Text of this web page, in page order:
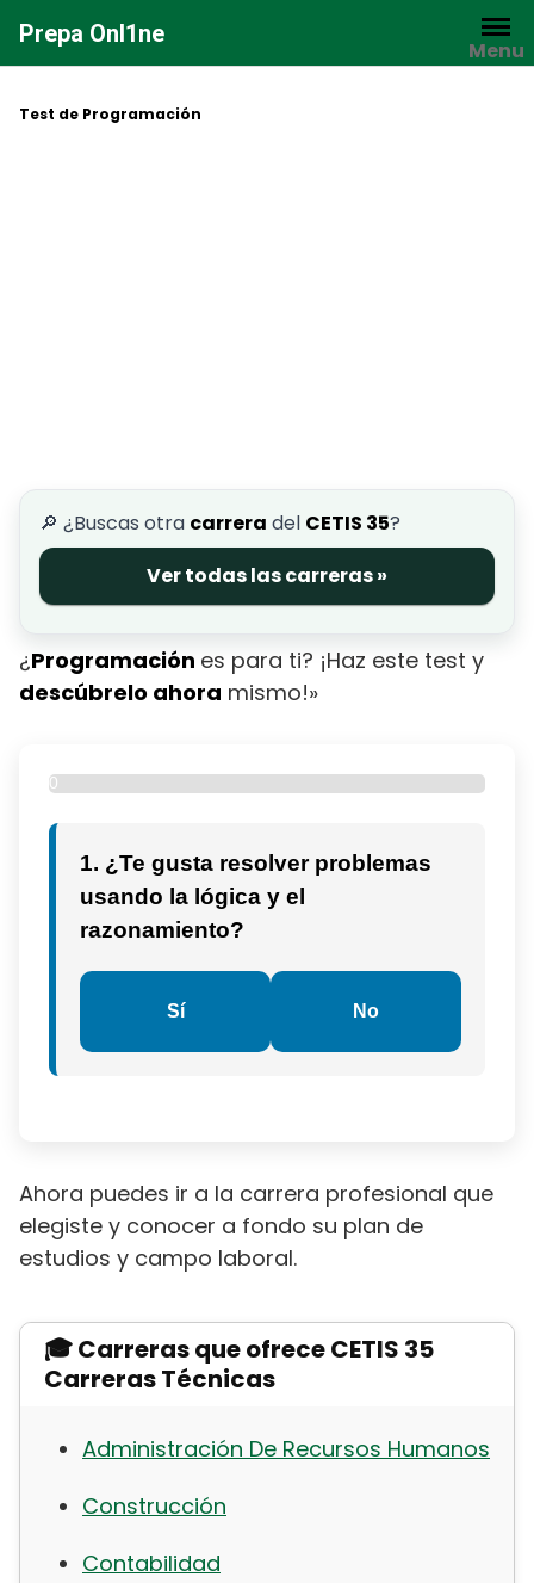
contenido
Prepa Onl1ne
Menu
Test de Programación
🔎 ¿Buscas otra carrera del CETIS 35?
Ver todas las carreras »
¿Programación es para ti? ¡Haz este test y
descúbrelo ahora mismo!»
0
1. ¿Te gusta resolver problemas
usando la lógica y el
razonamiento?
Sí No
Ahora puedes ir a la carrera profesional que
elegiste y conocer a fondo su plan de
estudios y campo laboral.
🎓 Carreras que ofrece CETIS 35
Carreras Técnicas
Administración De Recursos Humanos
Construcción
Contabilidad